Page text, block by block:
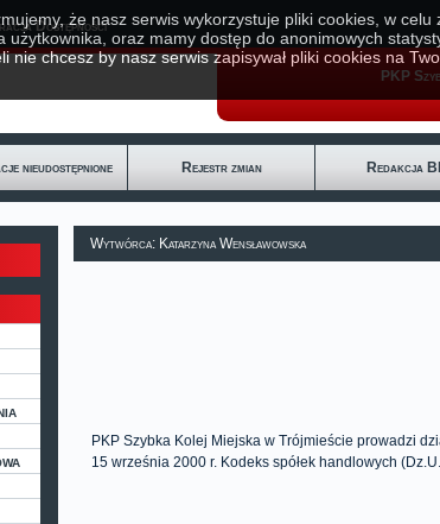
Dostępności
PKP
nieudostępnione Rejestr zmian Redakcja
Wytwórca: Katarzyna Wensławowska
PKP Szybka Kolej Miejska w Trójmieście prowadzi
15 września 2000 r. Kodeks spółek handlowych
że nasz serwis wykorzystuje pliki cookies, w
użytkownika, oraz mamy dostęp do anonimowych
nie chcesz by nasz serwis zapisywał pliki cookies na